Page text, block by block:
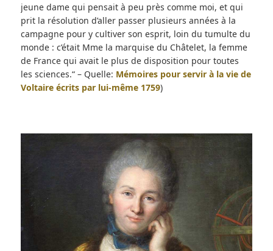
jeune dame qui pensait à peu près comme moi, et qui
prit la résolution d’aller passer plusieurs années à la
campagne pour y cultiver son esprit, loin du tumulte du
monde : c’était Mme la marquise du Châtelet, la femme
de France qui avait le plus de disposition pour toutes
les sciences.“ – Quelle: Mémoires pour servir à la vie de
Voltaire écrits par lui-même 1759)